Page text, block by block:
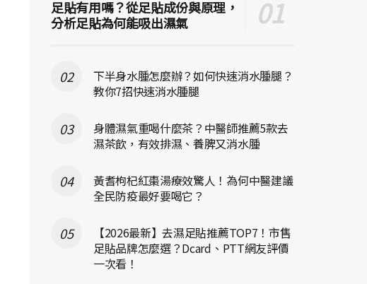
足貼有用嗎？從足貼成份與原理，
分析足貼為何能吸出濕氣
下半身水腫怎麼辦？如何快速消水腫腿？
教你7招快速消水腫腿
身體濕氣重喝什麼茶？中醫師推薦5款去
濕茶飲，有效排濕、養脾又消水腫
黃耆枸杞紅棗湯療效驚人！為何中醫建議
全民防疫最好要喝它？
【2026最新】去濕足貼推薦TOP7！市售
足貼品牌怎麼選？Dcard、PTT網友評價
一次看！